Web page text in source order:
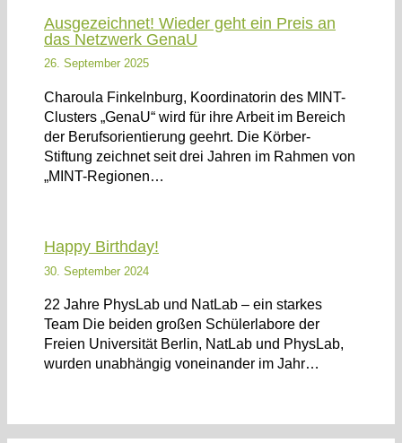
Ausgezeichnet! Wieder geht ein Preis an
das Netzwerk GenaU
26. September 2025
Charoula Finkelnburg, Koordinatorin des MINT-
Clusters „GenaU“ wird für ihre Arbeit im Bereich
der Berufsorientierung geehrt. Die Körber-
Stiftung zeichnet seit drei Jahren im Rahmen von
„MINT-Regionen…
Happy Birthday!
30. September 2024
22 Jahre PhysLab und NatLab – ein starkes
Team Die beiden großen Schülerlabore der
Freien Universität Berlin, NatLab und PhysLab,
wurden unabhängig voneinander im Jahr…